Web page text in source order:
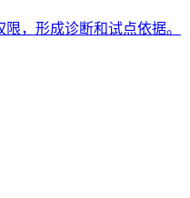
，形成诊断和试点依据。